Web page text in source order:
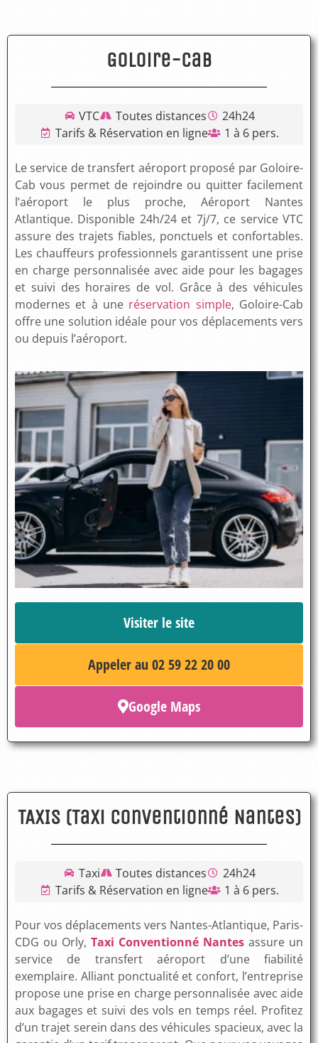
Goloire-Cab
VTC Toutes distances
24h24
Tarifs & Réservation en ligne
1 à 6 pers.
Le service de transfert aéroport proposé par Goloire-
Cab vous permet de rejoindre ou quitter facilement
l’aéroport le plus proche, Aéroport Nantes
Atlantique. Disponible 24h/24 et 7j/7, ce service VTC
assure des trajets fiables, ponctuels et confortables.
Les chauffeurs professionnels garantissent une prise
en charge personnalisée avec aide pour les bagages
et suivi des horaires de vol. Grâce à des véhicules
modernes et à une réservation simple, Goloire-Cab
offre une solution idéale pour vos déplacements vers
ou depuis l’aéroport.
Visiter le site
Appeler au 02 59 22 20 00
Google Maps
TAXIS (Taxi Conventionné Nantes)
Taxi Toutes distances
24h24
Tarifs & Réservation en ligne
1 à 6 pers.
Pour vos déplacements vers Nantes-Atlantique, Paris-
CDG ou Orly, Taxi Conventionné Nantes assure un
service de transfert aéroport d’une fiabilité
exemplaire. Alliant ponctualité et confort, l’entreprise
propose une prise en charge personnalisée avec aide
aux bagages et suivi des vols en temps réel. Profitez
d’un trajet serein dans des véhicules spacieux, avec la